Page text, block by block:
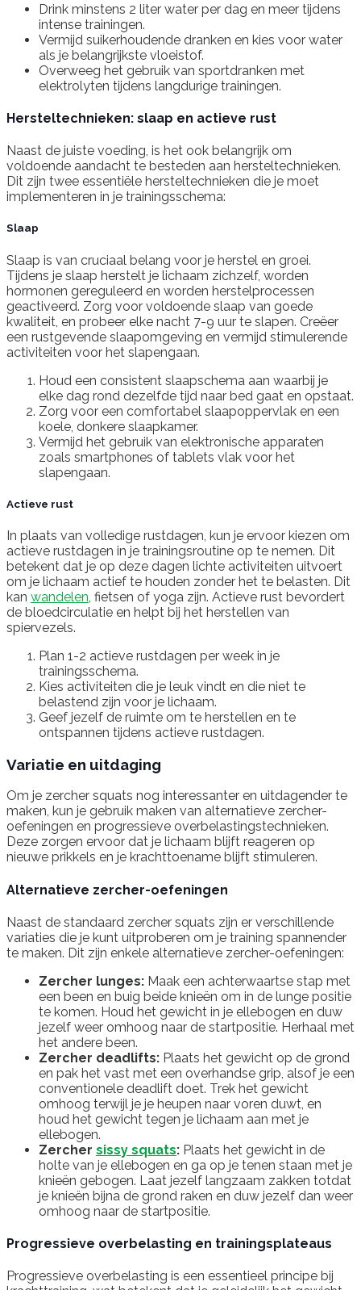
Drink minstens 2 liter water per dag en meer tijdens
intense trainingen.
Vermijd suikerhoudende dranken en kies voor water
als je belangrijkste vloeistof.
Overweeg het gebruik van sportdranken met
elektrolyten tijdens langdurige trainingen.
Hersteltechnieken: slaap en actieve rust
Naast de juiste voeding, is het ook belangrijk om
voldoende aandacht te besteden aan hersteltechnieken.
Dit zijn twee essentiële hersteltechnieken die je moet
implementeren in je trainingsschema:
Slaap
Slaap is van cruciaal belang voor je herstel en groei.
Tijdens je slaap herstelt je lichaam zichzelf, worden
hormonen gereguleerd en worden herstelprocessen
geactiveerd. Zorg voor voldoende slaap van goede
kwaliteit, en probeer elke nacht 7-9 uur te slapen. Creëer
een rustgevende slaapomgeving en vermijd stimulerende
activiteiten voor het slapengaan.
Houd een consistent slaapschema aan waarbij je
elke dag rond dezelfde tijd naar bed gaat en opstaat.
Zorg voor een comfortabel slaapoppervlak en een
koele, donkere slaapkamer.
Vermijd het gebruik van elektronische apparaten
zoals smartphones of tablets vlak voor het
slapengaan.
Actieve rust
In plaats van volledige rustdagen, kun je ervoor kiezen om
actieve rustdagen in je trainingsroutine op te nemen. Dit
betekent dat je op deze dagen lichte activiteiten uitvoert
om je lichaam actief te houden zonder het te belasten. Dit
kan wandelen, fietsen of yoga zijn. Actieve rust bevordert
de bloedcirculatie en helpt bij het herstellen van
spiervezels.
Plan 1-2 actieve rustdagen per week in je
trainingsschema.
Kies activiteiten die je leuk vindt en die niet te
belastend zijn voor je lichaam.
Geef jezelf de ruimte om te herstellen en te
ontspannen tijdens actieve rustdagen.
Variatie en uitdaging
Om je zercher squats nog interessanter en uitdagender te
maken, kun je gebruik maken van alternatieve zercher-
oefeningen en progressieve overbelastingstechnieken.
Deze zorgen ervoor dat je lichaam blijft reageren op
nieuwe prikkels en je krachttoename blijft stimuleren.
Alternatieve zercher-oefeningen
Naast de standaard zercher squats zijn er verschillende
variaties die je kunt uitproberen om je training spannender
te maken. Dit zijn enkele alternatieve zercher-oefeningen:
Zercher lunges: Maak een achterwaartse stap met
een been en buig beide knieën om in de lunge positie
te komen. Houd het gewicht in je ellebogen en duw
jezelf weer omhoog naar de startpositie. Herhaal met
het andere been.
Zercher deadlifts: Plaats het gewicht op de grond
en pak het vast met een overhandse grip, alsof je een
conventionele deadlift doet. Trek het gewicht
omhoog terwijl je je heupen naar voren duwt, en
houd het gewicht tegen je lichaam aan met je
ellebogen.
Zercher sissy squats: Plaats het gewicht in de
holte van je ellebogen en ga op je tenen staan met je
knieën gebogen. Laat jezelf langzaam zakken totdat
je knieën bijna de grond raken en duw jezelf dan weer
omhoog naar de startpositie.
Progressieve overbelasting en trainingsplateaus
Progressieve overbelasting is een essentieel principe bij